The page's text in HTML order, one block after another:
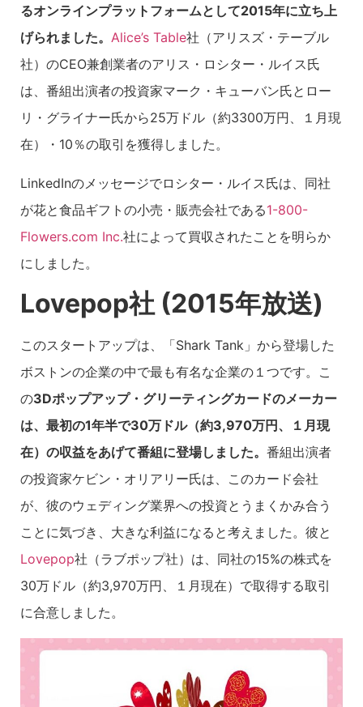
るオンラインプラットフォームとして2015年に立ち上
げられました。 Alice’s Table社（アリスズ・テーブル
社）のCEO兼創業者のアリス・ロシター・ルイス氏
は、番組出演者の投資家マーク・キューバン氏とロー
リ・グライナー氏から25万ドル（約3300万円、１月現
在）・10％の取引を獲得しました。
LinkedInのメッセージでロシター・ルイス氏は、同社
が花と食品ギフトの小売・販売会社である1-800-
Flowers.com Inc.社によって買収されたことを明らか
にしました。
Lovepop社 (2015年放送)
このスタートアップは、「Shark Tank」から登場した
ボストンの企業の中で最も有名な企業の１つです。こ
の3Dポップアップ・グリーティングカードのメーカー
は、最初の1年半で30万ドル（約3,970万円、１月現
在）の収益をあげて番組に登場しました。 番組出演者
の投資家ケビン・オリアリー氏は、このカード会社
が、彼のウェディング業界への投資とうまくかみ合う
ことに気づき、大きな利益になると考えました。彼と
Lovepop社（ラブポップ社）は、同社の15%の株式を
30万ドル（約3,970万円、１月現在）で取得する取引
に合意しました。